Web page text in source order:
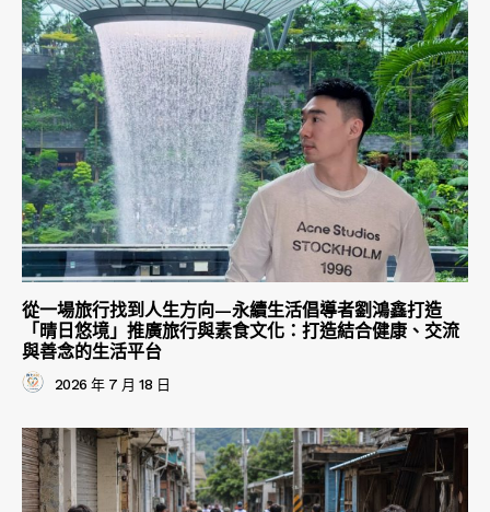
從一場旅行找到人生方向—永續生活倡導者劉鴻鑫打造
「晴日悠境」推廣旅行與素食文化：打造結合健康、交流
與善念的生活平台
2026 年 7 月 18 日